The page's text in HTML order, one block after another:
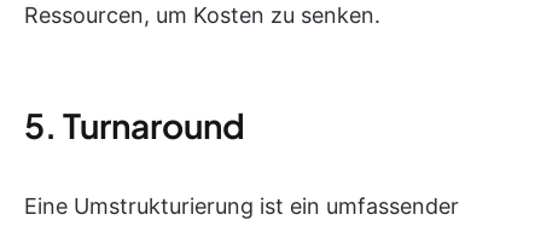
Ressourcen, um Kosten zu senken.
5. Turnaround
Eine Umstrukturierung ist ein umfassender